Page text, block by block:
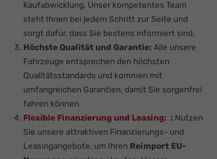
Kaufabwicklung. Unser kompetentes Team
steht Ihnen bei jedem Schritt zur Seite und
sorgt dafür, dass Sie bestens informiert sind.
Höchste Qualität und Garantie: Alle unsere
Fahrzeuge entsprechen den höchsten
Qualitätsstandards und kommen mit
umfangreichen Garantien, damit Sie sorgenfrei
fahren können.
Flexible Finanzierung und Leasing: : Nutzen
Sie unsere attraktiven Finanzierungs- und
Leasingangebote, um Ihren Reimport EU-